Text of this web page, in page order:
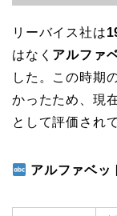
リーバイス社は
はなく アルファ
した。この時期
かったため、現
として評価され
アルファベッ